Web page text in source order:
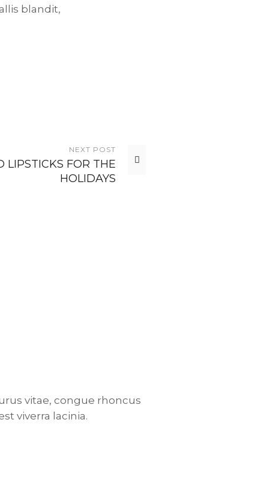
blandit,
NEXT POST
LIPSTICKS FOR THE
HOLIDAYS
vitae, congue rhoncus
viverra lacinia.